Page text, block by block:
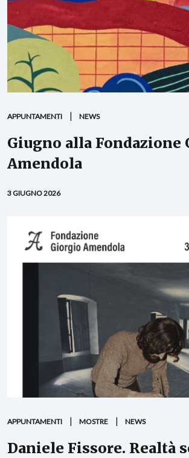
APPUNTAMENTI NEWS
Giugno alla Fondazione
Amendola
3 GIUGNO 2026
APPUNTAMENTI MOSTRE NEWS
Daniele Fissore. Realtà